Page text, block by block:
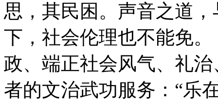
思，其民困。声音之道
下，社会伦理也不能免
政、端正社会风气、礼
者的文治武功服务：“乐